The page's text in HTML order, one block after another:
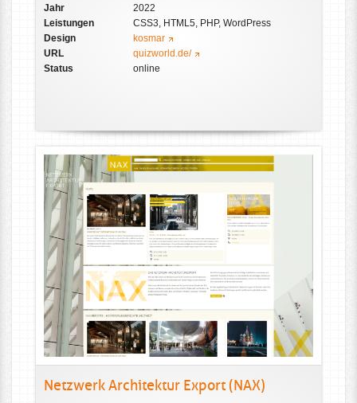
Jahr
2022
Leistungen
CSS3, HTML5, PHP, WordPress
Design
kosmar
URL
quizworld.de/
Status
online
Netzwerk Architektur Export (NAX)